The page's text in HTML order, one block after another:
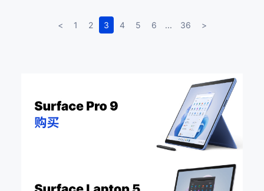
< 1 2 3 4 5 6 ... 36 >